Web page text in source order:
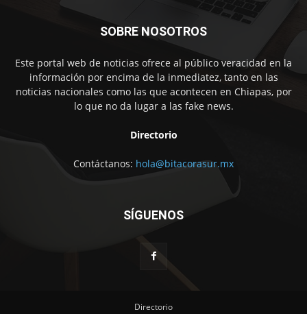
SOBRE NOSOTROS
Este portal web de noticias ofrece al público veracidad en la
información por encima de la inmediatez, tanto en las
noticias nacionales como las que acontecen en Chiapas, por
lo que no da lugar a las fake news.
Directorio
Contáctanos: hola@bitacorasur.mx
SÍGUENOS
Directorio